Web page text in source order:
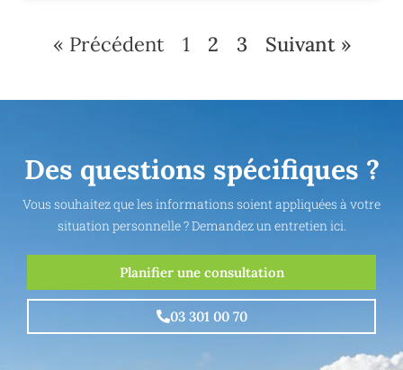
« Précédent 1 2 3 Suivant »
Des questions spécifiques ?
Vous souhaitez que les informations soient appliquées à votre
situation personnelle ? Demandez un entretien ici.
Planifier une consultation
03 301 00 70